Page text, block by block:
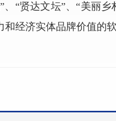
“贤达文坛”、“美丽
经济实体品牌价值的